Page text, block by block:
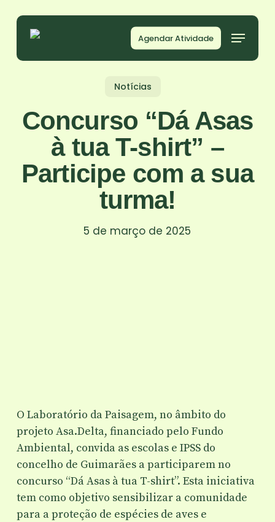
content
Agendar Atividade
Notícias
Concurso “Dá Asas
à tua T-shirt” –
Participe com a sua
turma!
5 de março de 2025
O Laboratório da Paisagem, no âmbito do
projeto Asa.Delta, financiado pelo Fundo
Ambiental, convida as escolas e IPSS do
concelho de Guimarães a participarem no
concurso “Dá Asas à tua T-shirt”. Esta iniciativa
tem como objetivo sensibilizar a comunidade
para a proteção de espécies de aves e